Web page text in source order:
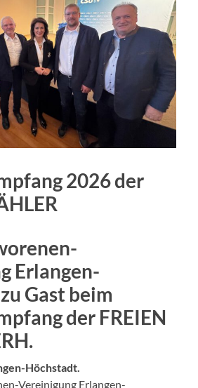
2026 der
Erlangen-
Gast beim
der FREIEN
Höchstadt.
Vereinigung Erlangen-